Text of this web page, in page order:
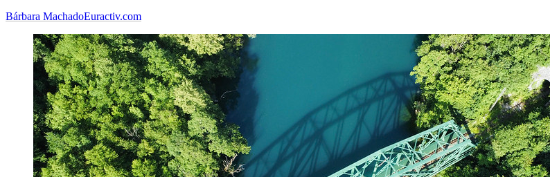
Bárbara MachadoEuractiv.com